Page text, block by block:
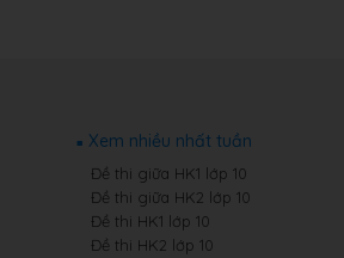
Xem nhiều nhất tuần
Đề thi giữa HK1 lớp 10
Đề thi giữa HK2 lớp 10
Đề thi HK1 lớp 10
Đề thi HK2 lớp 10